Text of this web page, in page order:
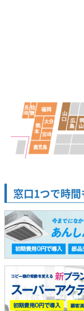
窓口1つで時